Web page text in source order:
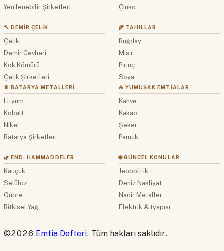
Yenilenebilir Şirketleri
Çinko
🔨 DEMIR ÇELIK
Çelik
Demir Cevheri
Kok Kömürü
Çelik Şirketleri
🔋 BATARYA METALLERI
Lityum
Kobalt
Nikel
Batarya Şirketleri
🌾 TAHILLAR
Buğday
Mısır
Pirinç
Soya
☕ YUMUŞAK EMTIALAR
Kahve
Kakao
Şeker
Pamuk
🌿 END. HAMMADDELER
Kauçuk
Selüloz
Gübre
Bitkisel Yağ
🌐 GÜNCEL KONULAR
Jeopolitik
Deniz Nakliyat
Nadir Metaller
Elektrik Altyapısı
©2026 Emtia Defteri. Tüm hakları saklıdır.